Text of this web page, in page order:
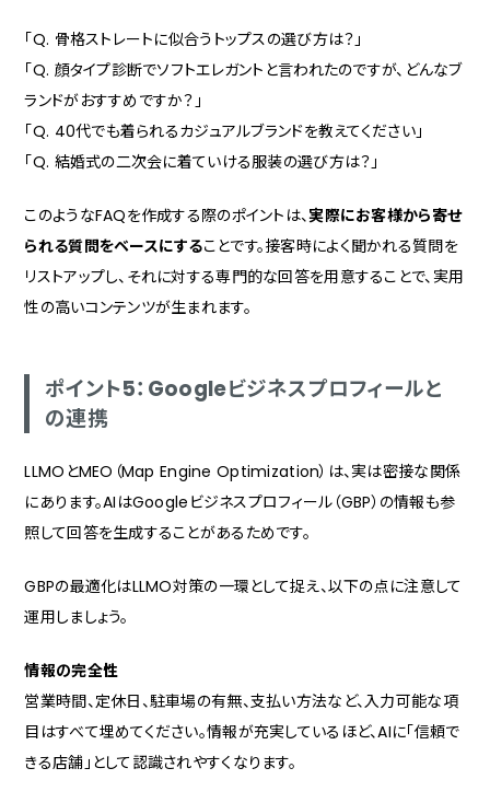
「Q. 骨格ストレートに似合うトップスの選び方は？」
「Q. 顔タイプ診断でソフトエレガントと言われたのですが、どんなブ
ランドがおすすめですか？」
「Q. 40代でも着られるカジュアルブランドを教えてください」
「Q. 結婚式の二次会に着ていける服装の選び方は？」
このようなFAQを作成する際のポイントは、実際にお客様から寄せ
られる質問をベースにすることです。接客時によく聞かれる質問を
リストアップし、それに対する専門的な回答を用意することで、実用
性の高いコンテンツが生まれます。
ポイント5：Googleビジネスプロフィールと
の連携
LLMOとMEO（Map Engine Optimization）は、実は密接な関係
にあります。AIはGoogleビジネスプロフィール（GBP）の情報も参
照して回答を生成することがあるためです。
GBPの最適化はLLMO対策の一環として捉え、以下の点に注意して
運用しましょう。
情報の完全性
営業時間、定休日、駐車場の有無、支払い方法など、入力可能な項
目はすべて埋めてください。情報が充実しているほど、AIに「信頼で
きる店舗」として認識されやすくなります。